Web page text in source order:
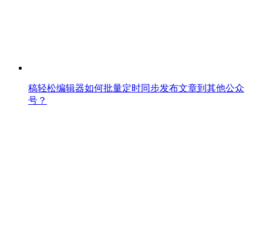
稿轻松编辑器如何批量定时同步发布文章到其他公众
号？